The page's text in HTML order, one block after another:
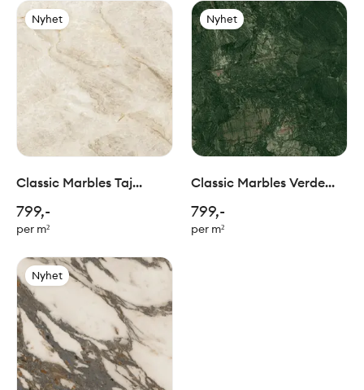
Nyhet
Classic Marbles Taj
799,-
per m²
Nyhet
Classic Marbles Verde
799,-
per m²
Nyhet